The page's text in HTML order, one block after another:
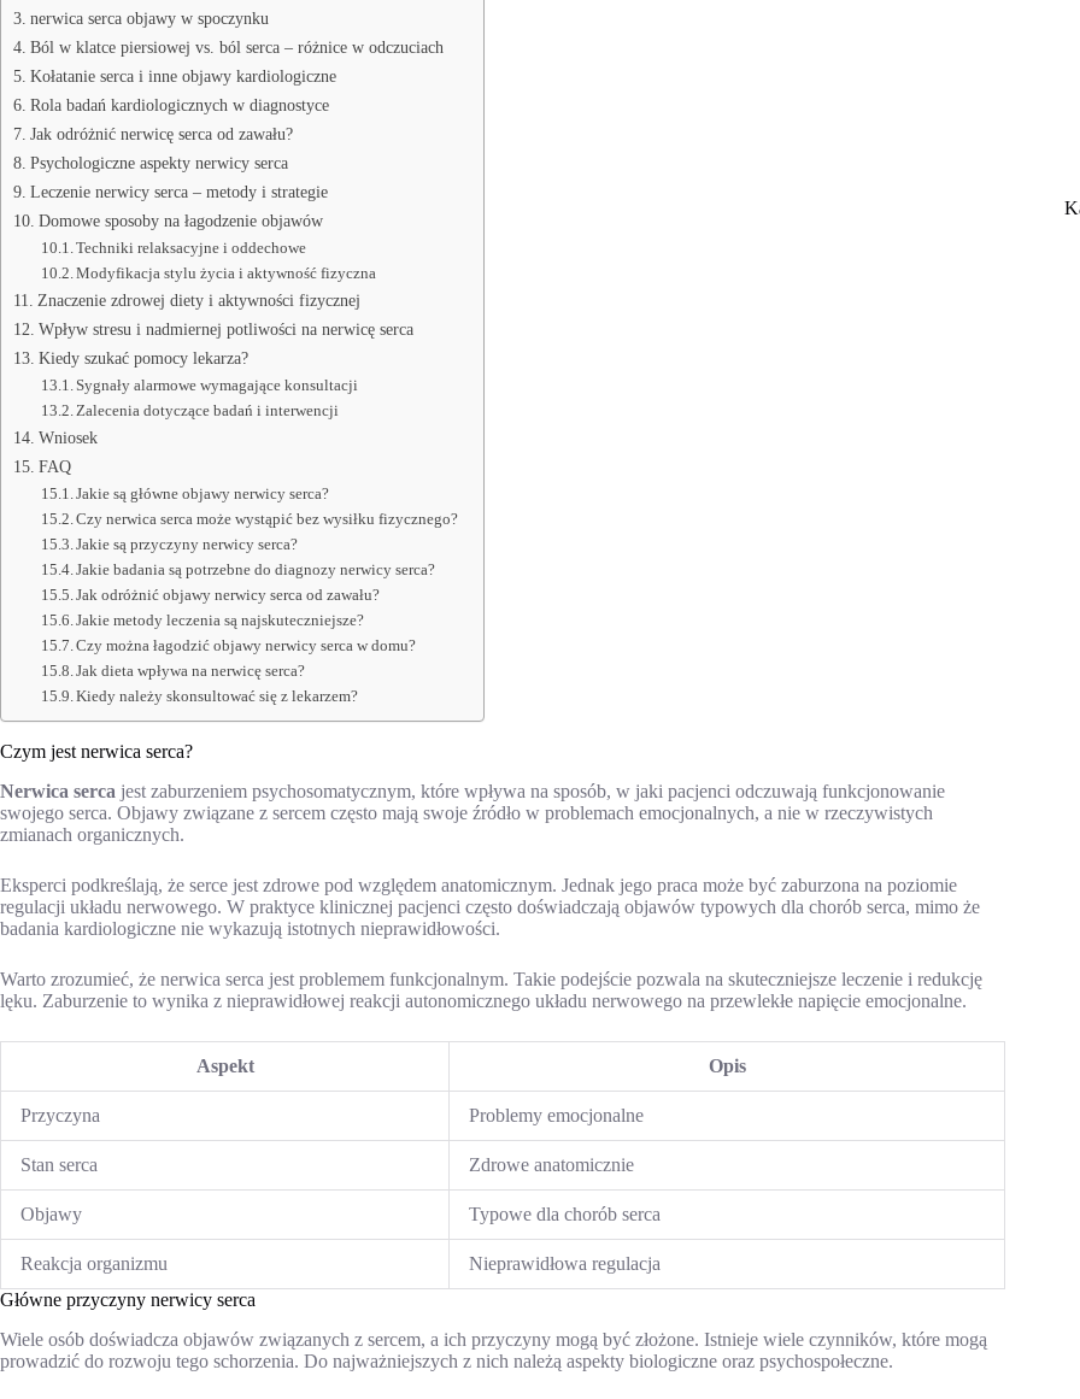
nerwica serca objawy w spoczynku
Ból w klatce piersiowej vs. ból serca – różnice w odczuciach
Kołatanie serca i inne objawy kardiologiczne
Rola badań kardiologicznych w diagnostyce
Jak odróżnić nerwicę serca od zawału?
Psychologiczne aspekty nerwicy serca
Leczenie nerwicy serca – metody i strategie
Domowe sposoby na łagodzenie objawów
Techniki relaksacyjne i oddechowe
Modyfikacja stylu życia i aktywność fizyczna
Znaczenie zdrowej diety i aktywności fizycznej
Wpływ stresu i nadmiernej potliwości na nerwicę serca
Kiedy szukać pomocy lekarza?
Sygnały alarmowe wymagające konsultacji
Zalecenia dotyczące badań i interwencji
Wniosek
FAQ
Jakie są główne objawy nerwicy serca?
Czy nerwica serca może wystąpić bez wysiłku fizycznego?
Jakie są przyczyny nerwicy serca?
Jakie badania są potrzebne do diagnozy nerwicy serca?
Jak odróżnić objawy nerwicy serca od zawału?
Jakie metody leczenia są najskuteczniejsze?
Czy można łagodzić objawy nerwicy serca w domu?
Jak dieta wpływa na nerwicę serca?
Kiedy należy skonsultować się z lekarzem?
Czym jest nerwica serca?
Nerwica serca jest zaburzeniem psychosomatycznym, które wpływa na sposób, w jaki pacjenci odczuwają funkcjonowanie
swojego serca. Objawy związane z sercem często mają swoje źródło w problemach emocjonalnych, a nie w rzeczywistych
zmianach organicznych.
Eksperci podkreślają, że serce jest zdrowe pod względem anatomicznym. Jednak jego praca może być zaburzona na poziomie
regulacji układu nerwowego. W praktyce klinicznej pacjenci często doświadczają objawów typowych dla chorób serca, mimo że
badania kardiologiczne nie wykazują istotnych nieprawidłowości.
Warto zrozumieć, że nerwica serca jest problemem funkcjonalnym. Takie podejście pozwala na skuteczniejsze leczenie i redukcję
lęku. Zaburzenie to wynika z nieprawidłowej reakcji autonomicznego układu nerwowego na przewlekłe napięcie emocjonalne.
Aspekt Opis
Przyczyna Problemy emocjonalne
Stan serca Zdrowe anatomicznie
Objawy Typowe dla chorób serca
Reakcja organizmu
Nieprawidłowa regulacja
Główne przyczyny nerwicy serca
Wiele osób doświadcza objawów związanych z sercem, a ich przyczyny mogą być złożone. Istnieje wiele czynników, które mogą
prowadzić do rozwoju tego schorzenia. Do najważniejszych z nich należą aspekty biologiczne oraz psychospołeczne.